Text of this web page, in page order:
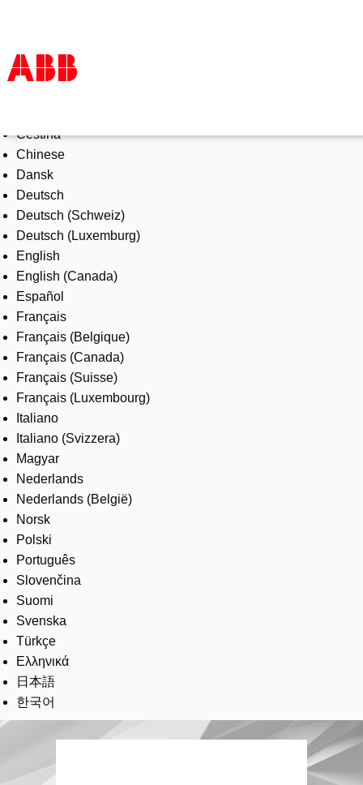
Products & Solutions
Industries
Services
About us
Where to buy
Contact us
Careers
Čeština
Chinese
Dansk
Deutsch
Deutsch (Schweiz)
Deutsch (Luxemburg)
English
English (Canada)
Español
Français
Français (Belgique)
Français (Canada)
Français (Suisse)
Français (Luxembourg)
Italiano
Italiano (Svizzera)
Magyar
Nederlands
Nederlands (België)
Norsk
Polski
Português
Slovenčina
Suomi
Svenska
Türkçe
Ελληνικά
日本語
한국어